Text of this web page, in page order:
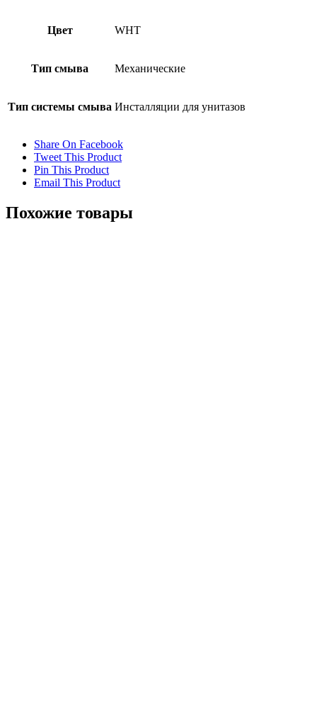
Цвет WHT
Тип смыва Механические
Тип системы смыва Инсталляции для унитазов
Share On Facebook
Tweet This Product
Pin This Product
Email This Product
Похожие товары